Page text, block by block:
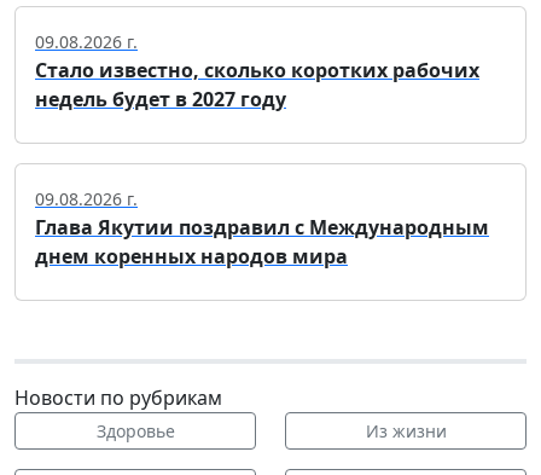
09.08.2026 г.
Стало известно, сколько коротких рабочих
недель будет в 2027 году
09.08.2026 г.
Глава Якутии поздравил с Международным
днем коренных народов мира
Новости по рубрикам
Здоровье Из жизни